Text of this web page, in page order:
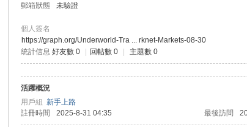
郵箱狀態
未驗證
個人簽名
https://graph.org/Underworld-Tra ... rknet-Markets-08-30
統計信息 好友數 0 回帖數 0 主題數 0
活躍概況
用戶組新手上路
註冊時間
2025-8-31 04:35 最後訪問